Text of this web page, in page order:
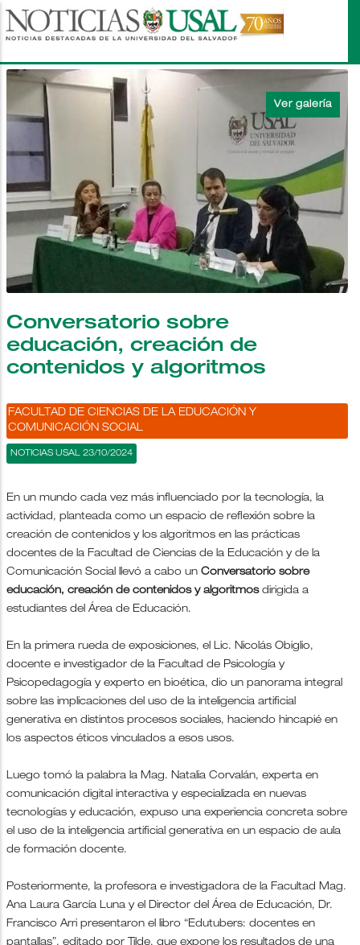
Pasar
al
principal
Conversatorio sobre
educación, creación de
contenidos y algoritmos
FACULTAD DE CIENCIAS DE LA EDUCACIÓN Y
COMUNICACIÓN SOCIAL
NOTICIAS USAL 23/10/2024
En un mundo cada vez más influenciado por la tecnología, la
actividad, planteada como un espacio de reflexión sobre la
creación de contenidos y los algoritmos en las prácticas
docentes de la Facultad de Ciencias de la Educación y de la
Comunicación Social llevó a cabo un Conversatorio sobre
educación, creación de contenidos y algoritmosdirigida a
estudiantes del Área de Educación.
En la primera rueda de exposiciones, el Lic. Nicolás Obiglio,
docente e investigador de la Facultad de Psicología y
Psicopedagogía y experto en bioética, dio un panorama integral
sobre las implicaciones del uso de la inteligencia artificial
generativa en distintos procesos sociales, haciendo hincapié en
los aspectos éticos vinculados a esos usos.
Luego tomó la palabra la Mag. Natalia Corvalán, experta en
comunicación digital interactiva y especializada en nuevas
tecnologías y educación, expuso una experiencia concreta sobre
el uso de la inteligencia artificial generativa en un espacio de aula
de formación docente.
Posteriormente, la profesora e investigadora de la Facultad Mag.
Ana Laura García Luna y el Director del Área de Educación, Dr.
Francisco Arri presentaron el libro “Edutubers: docentes en
pantallas”, editado por Tilde, que expone los resultados de una